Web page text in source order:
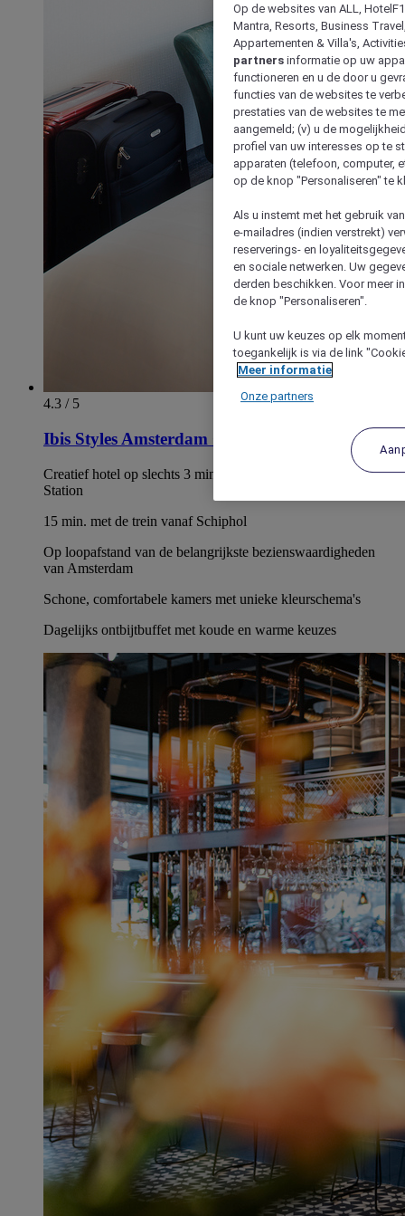
4.3 / 5
Ibis Styles Amsterdam Centraal Station
Creatief hotel op slechts 3 min. van Amsterdam Centraal
Station
15 min. met de trein vanaf Schiphol
Op loopafstand van de belangrijkste bezienswaardigheden
van Amsterdam
Schone, comfortabele kamers met unieke kleurschema's
Dagelijks ontbijtbuffet met koude en warme keuzes
Op de websites van ALL,
Mantra, Resorts, Business
Appartementen & Villa's,
partners informatie op uw
functioneren en u de door u
functies van de websites te
prestaties van de websites te
aangemeld; (v) u de
profiel van uw interesses op te
apparaten (telefoon, computer,
op de knop "Personaliseren" te
Als u instemt met het gebruik
e-mailadres (indien verstrekt)
reserverings- en
en sociale netwerken. Uw
derden beschikken. Voor meer
de knop "Personaliseren".
U kunt uw keuzes op elk
toegankelijk is via de link
Meer informatie
Onze partners